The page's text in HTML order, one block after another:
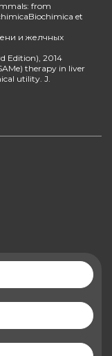
from
et
и желчных
Edition), 2014
therapy in liver
utility. J.